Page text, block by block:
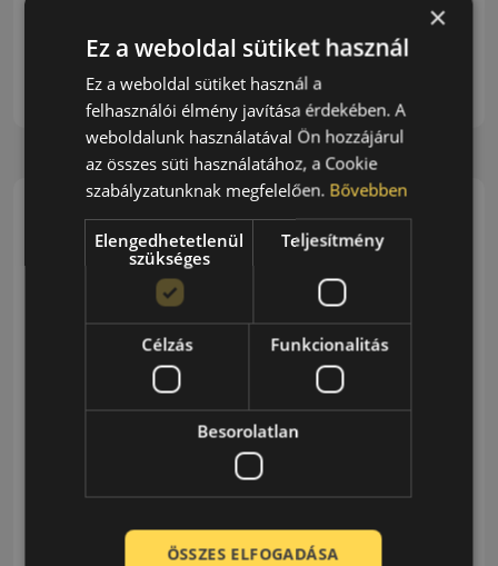
használ. Fedezze fel, hogyan teszik…
Egyéb Kategória
Olvasás Folytatása...
A BMW M5 legújabb generációját a
Hankook Ventus S1 evo Z gumiabroncs látja
×
Ez a weboldal sütiket használ
Ez a weboldal sütiket használ a
felhasználói élmény javítása érdekében. A
weboldalunk használatával Ön hozzájárul
az összes süti használatához, a Cookie
szabályzatunknak megfelelően. Bővebben
Elengedhetetlenül
szükséges
Teljesítmény
Célzás Funkcionalitás
Besorolatlan
ÖSSZES ELFOGADÁSA